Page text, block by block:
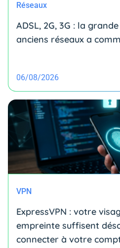
Réseaux
ADSL, 2G, 3G : la
anciens réseaux a
06/08/2026
VPN
ExpressVPN : votre
empreinte suffisent
connecter à votre